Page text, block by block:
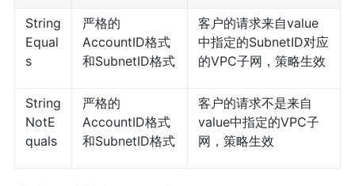
String
Equal
s
严格的
AccountID格式
和SubnetID格式
客户的请求来自value
中指定的SubnetID对应
的VPC子网，策略生效
String
NotE
quals
严格的
AccountID格式
和SubnetID格式
客户的请求不是来自
value中指定的VPC子
网，策略生效